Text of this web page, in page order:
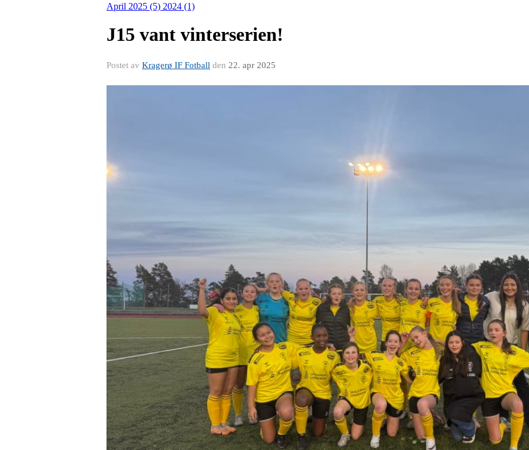
April 2025 (5) 2024 (1)
J15 vant vinterserien!
Postet av Kragerø IF Fotball den 22. apr 2025